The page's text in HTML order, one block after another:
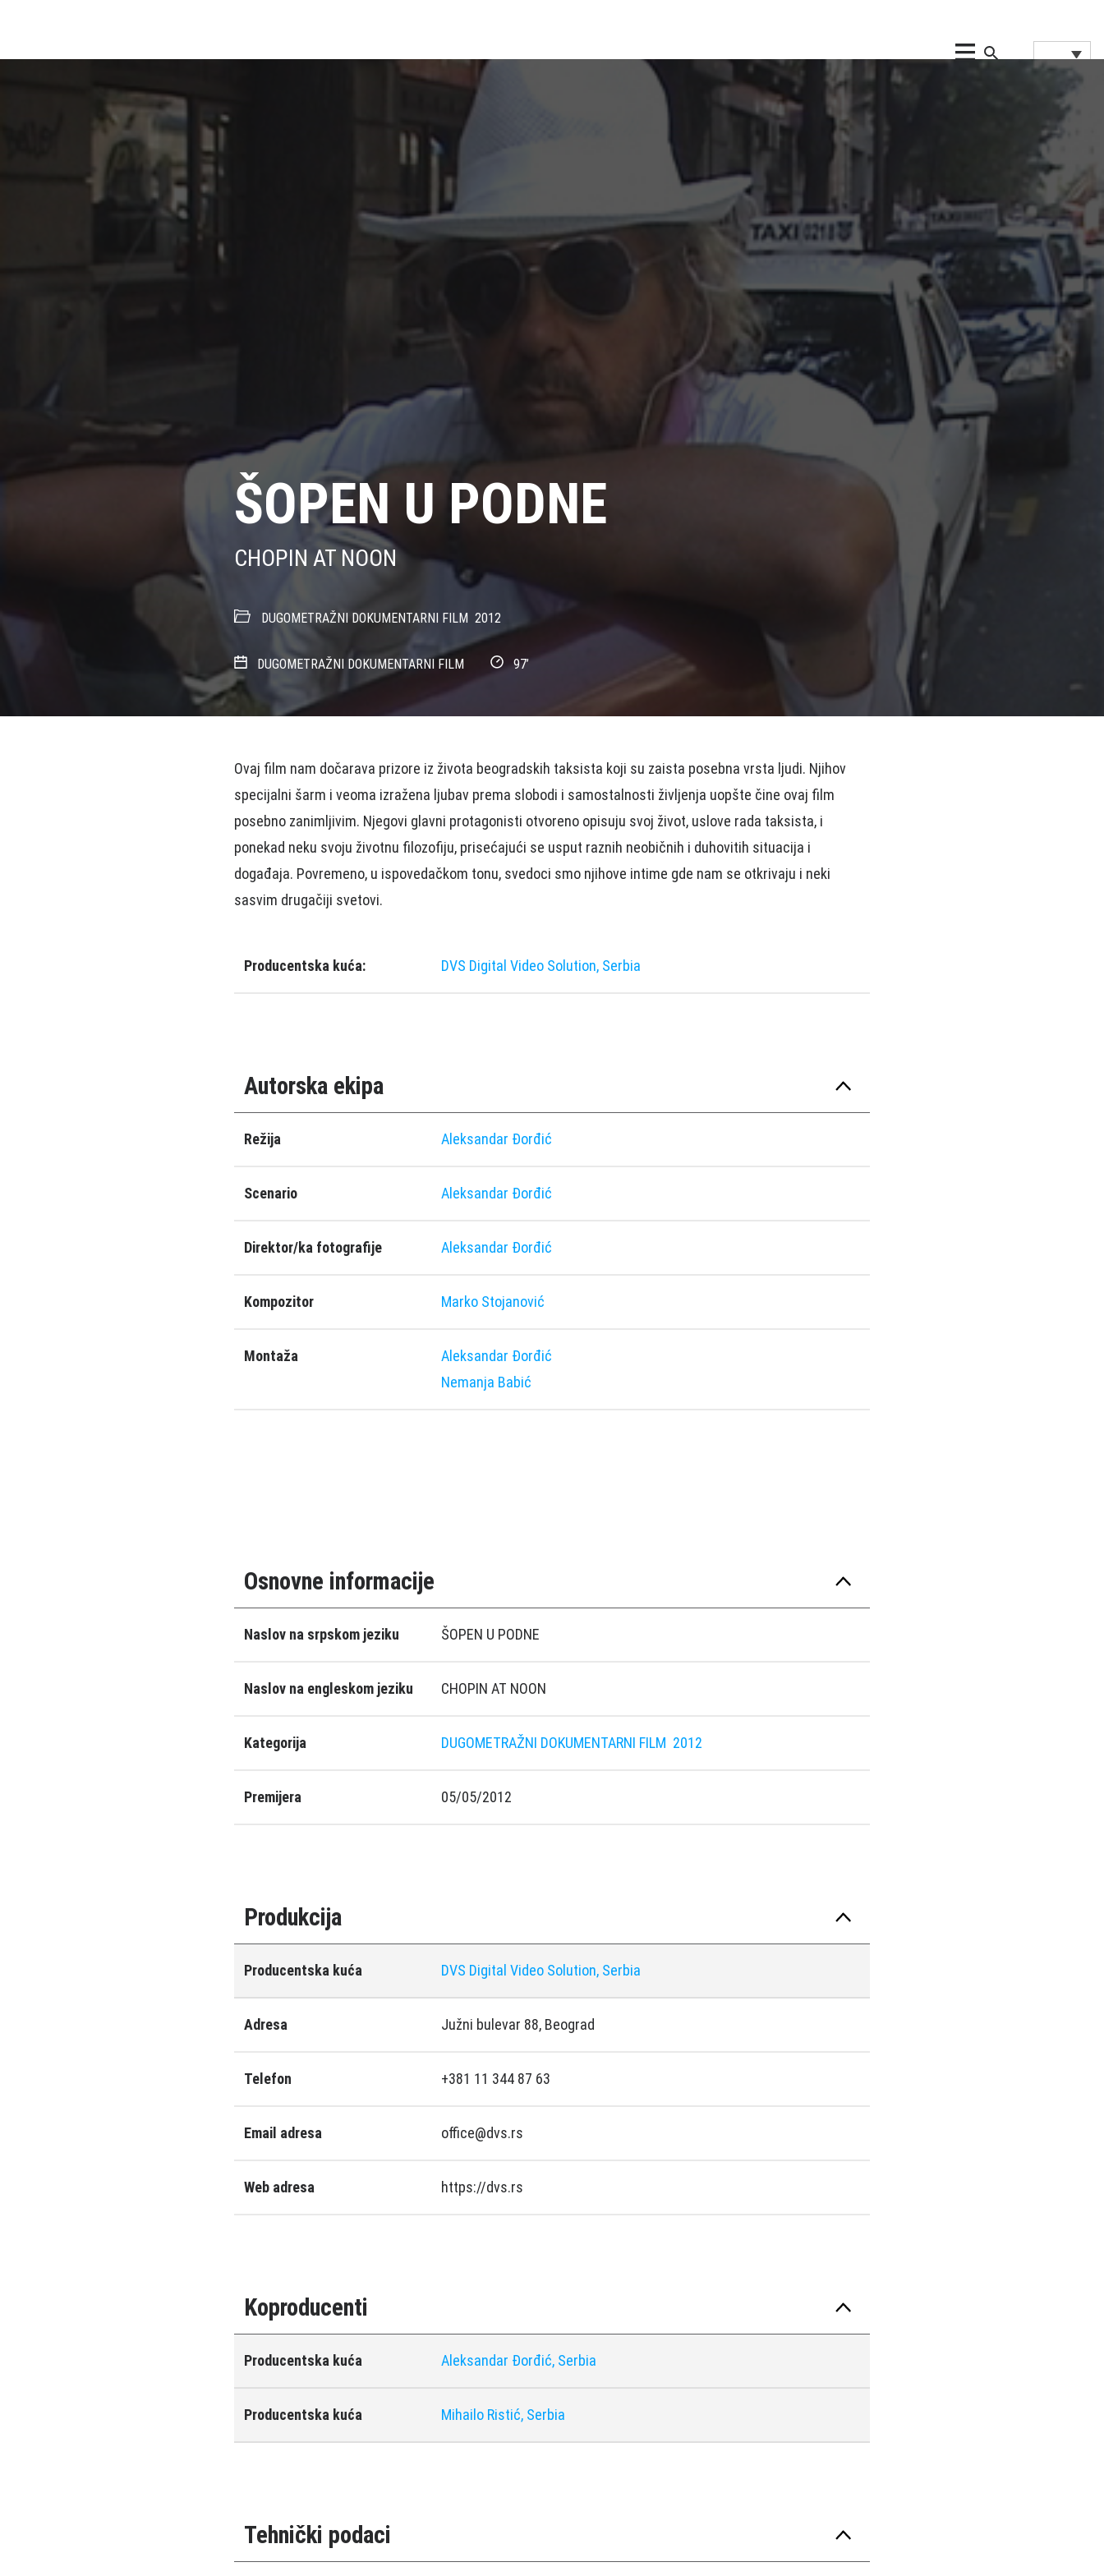
ŠOPEN U PODNE
CHOPIN AT NOON
DUGOMETRAŽNI DOKUMENTARNI FILM 2012
DUGOMETRAŽNI DOKUMENTARNI FILM 97’
Ovaj film nam dočarava prizore iz života beogradskih taksista koji su zaista posebna vrsta ljudi. Njihov
specijalni šarm i veoma izražena ljubav prema slobodi i samostalnosti življenja uopšte čine ovaj film
posebno zanimljivim. Njegovi glavni protagonisti otvoreno opisuju svoj život, uslove rada taksista, i
ponekad neku svoju životnu filozofiju, prisećajući se usput raznih neobičnih i duhovitih situacija i
događaja. Povremeno, u ispovedačkom tonu, svedoci smo njihove intime gde nam se otkrivaju i neki
sasvim drugačiji svetovi.
Producentska kuća: DVS Digital Video Solution, Serbia
Autorska ekipa
Režija Aleksandar Đorđić
Scenario Aleksandar Đorđić
Direktor/ka fotografije Aleksandar Đorđić
Kompozitor Marko Stojanović
Montaža
Aleksandar Đorđić
Nemanja Babić
Osnovne informacije
Naslov na srpskom jeziku ŠOPEN U PODNE
Naslov na engleskom jeziku CHOPIN AT NOON
Kategorija DUGOMETRAŽNI DOKUMENTARNI FILM 2012
Premijera 05/05/2012
Produkcija
Producentska kuća DVS Digital Video Solution, Serbia
Adresa Južni bulevar 88, Beograd
Telefon +381 11 344 87 63
Email adresa office@dvs.rs
Web adresa https://dvs.rs
Koproducenti
Producentska kuća Aleksandar Đorđić, Serbia
Producentska kuća Mihailo Ristić, Serbia
Tehnički podaci